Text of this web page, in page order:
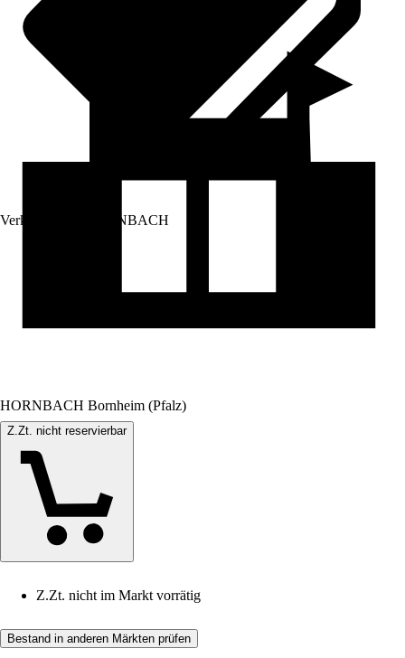
Verkauf durch: HORNBACH
HORNBACH Bornheim (Pfalz)
Z.Zt. nicht reservierbar
Z.Zt. nicht im Markt vorrätig
Bestand in anderen Märkten prüfen